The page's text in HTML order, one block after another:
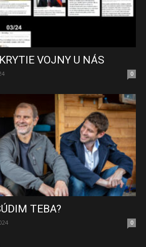
VOJNY U NÁS
0
TEBA?
0